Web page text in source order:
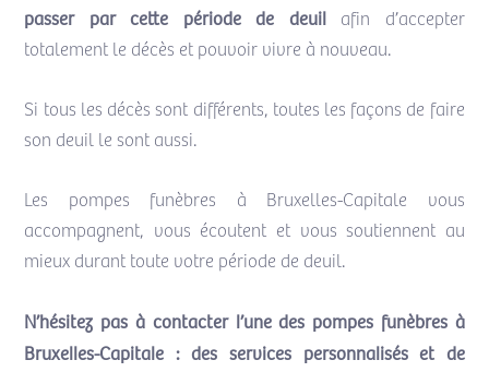
passer par cette période de deuilafin d’accepter
totalement le décès et pouvoir vivre à nouveau.
Si tous les décès sont différents, toutes les façons de faire
son deuil le sont aussi.
Les pompes funèbres à Bruxelles-Capitale vous
accompagnent, vous écoutent et vous soutiennent au
mieux durant toute votre période de deuil.
N’hésitez pas à contacter l’une des pompes funèbres à
Bruxelles-Capitale : des services personnalisés et de